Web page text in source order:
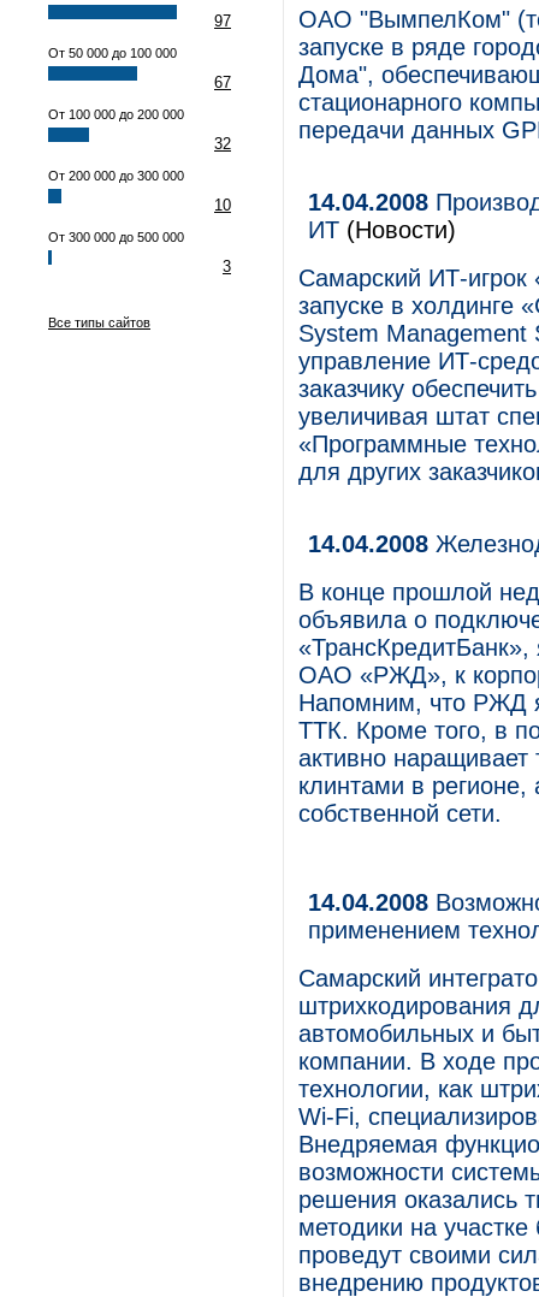
97
От 50 000 до 100 000
67
От 100 000 до 200 000
32
От 200 000 до 300 000
10
От 300 000 до 500 000
3
Все типы сайтов
ОАО "ВымпелКом"
запуске в ряде
Дома",
стационарного
передачи данных
14.04.2008
ИТ (Новости)
Самарский ИТ-игрок
запуске в холдинге
System Management
управление ИТ-
заказчику
увеличивая штат
«Программные
для других
14.04.2008
В конце прошлой
объявила о
ОАО «РЖД», к
Напомним, что РЖД
ТТК. Кроме того, в
активно наращивает
клинтами в
собственной сети.
14.04.2008
применением
Самарский
штрихкодирования
автомобильных и
компании. В ходе
технологии, как
Wi-Fi,
Внедряемая
возможности
решения оказались
методики на
проведут своими
внедрению